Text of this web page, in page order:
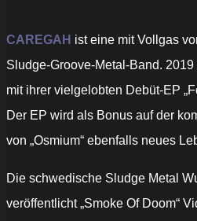
CAREGAH ist eine mit Vollgas
Sludge-Groove-Metal-Band.
mit ihrer vielgelobten Debüt-EP
Der EP wird als Bonus auf der
von „Osmium“ ebenfalls neues
Die schwedische Sludge Metal
veröffentlicht „Smoke Of Doom“